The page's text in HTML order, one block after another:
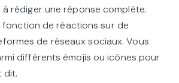
à rédiger une réponse complète.
fonction de réactions sur de
de réseaux sociaux. Vous
différents émojis ou icônes pour
dit.